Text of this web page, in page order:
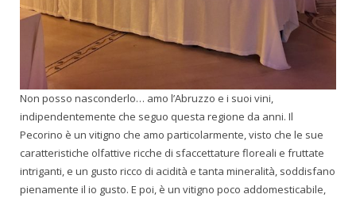
Non posso nasconderlo… amo l’Abruzzo e i suoi vini,
indipendentemente che seguo questa regione da anni. Il
Pecorino è un vitigno che amo particolarmente, visto che le sue
caratteristiche olfattive ricche di sfaccettature floreali e fruttate
intriganti, e un gusto ricco di acidità e tanta mineralità, soddisfano
pienamente il io gusto. E poi, è un vitigno poco addomesticabile,